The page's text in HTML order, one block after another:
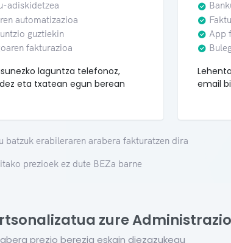
adiskidetzea
automatizazioa
guztiekin
fakturazioa
laguntza telefonoz,
eta txatean egun berean
App
email
batzuk erabileraren arabera fakturatzen dira
prezioek ez dute BEZa barne
zure
prezio berezia eskain diezazukegu